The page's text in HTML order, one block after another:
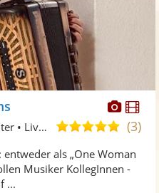
Fotos
5,0
5
(3)
Einzelmusiker, Alleinunterhalter • Live-Musiker
als „One Woman
Musiker KollegInnen -
...